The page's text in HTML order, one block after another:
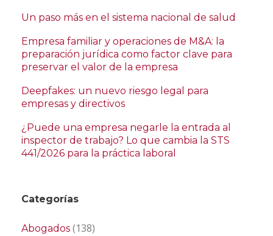
Un paso más en el sistema nacional de salud
Empresa familiar y operaciones de M&A: la
preparación jurídica como factor clave para
preservar el valor de la empresa
Deepfakes: un nuevo riesgo legal para
empresas y directivos
¿Puede una empresa negarle la entrada al
inspector de trabajo? Lo que cambia la STS
441/2026 para la práctica laboral
Categorías
Abogados (138)